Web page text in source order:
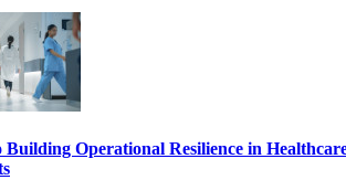
Building Operational Resilience in